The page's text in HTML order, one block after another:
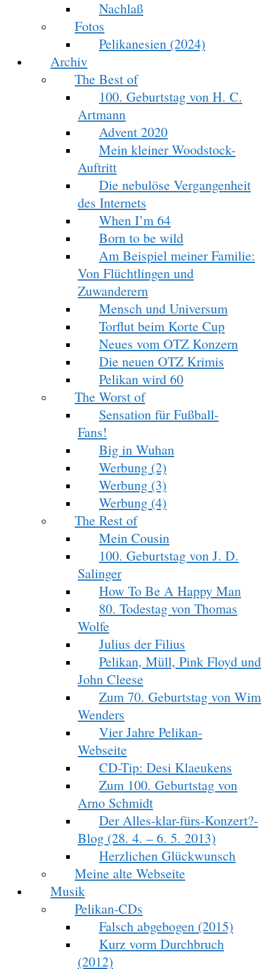
Nachlaß
Fotos
Pelikanesien (2024)
Archiv
The Best of
100. Geburtstag von H. C.
Artmann
Advent 2020
Mein kleiner Woodstock-
Auftritt
Die nebulöse Vergangenheit
des Internets
When I’m 64
Born to be wild
Am Beispiel meiner Familie:
Von Flüchtlingen und
Zuwanderern
Mensch und Universum
Torflut beim Korte Cup
Neues vom OTZ Konzern
Die neuen OTZ Krimis
Pelikan wird 60
The Worst of
Sensation für Fußball-
Fans!
Big in Wuhan
Werbung (2)
Werbung (3)
Werbung (4)
The Rest of
Mein Cousin
100. Geburtstag von J. D.
Salinger
How To Be A Happy Man
80. Todestag von Thomas
Wolfe
Julius der Filius
Pelikan, Müll, Pink Floyd und
John Cleese
Zum 70. Geburtstag von Wim
Wenders
Vier Jahre Pelikan-
Webseite
CD-Tip: Desi Klaeukens
Zum 100. Geburtstag von
Arno Schmidt
Der Alles-klar-fürs-Konzert?-
Blog (28. 4. – 6. 5. 2013)
Herzlichen Glückwunsch
Meine alte Webseite
Musik
Pelikan-CDs
Falsch abgebogen (2015)
Kurz vorm Durchbruch
(2012)